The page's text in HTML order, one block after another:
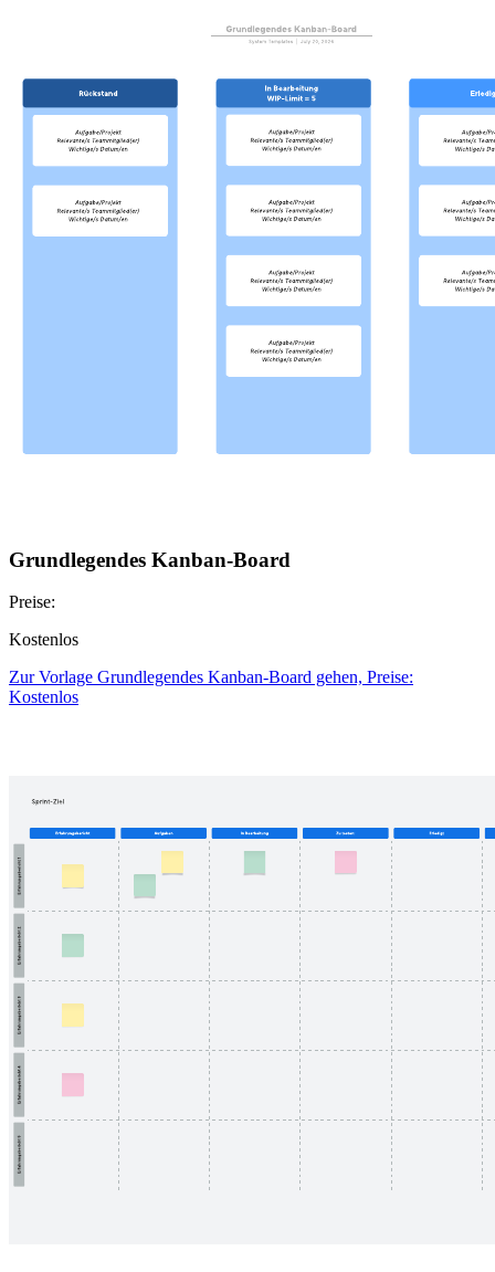
Grundlegendes Kanban-Board
Preise:
Kostenlos
Zur Vorlage Grundlegendes Kanban-Board gehen, Preise:
Kostenlos